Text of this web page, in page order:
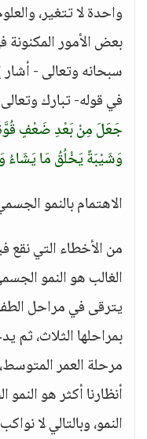
واحدة لا تتغير،
بعض الأمور المكنونة
سبحانه وتعالى - أشار
في قوله- تبارك
جَعَلَ مِنْ بَعْدِ ضَعْفٍ
وَشَيْبَةً يَخْلُقُ مَا يَشَاءُ
الاهتمام بالنمو
من الأخطاء التي نقع
الغالب هو النمو
يترقى في مراحل
بمراحلها الثلاث،
مرحلة العمر
أنظارنا أكثر هو
النمو، وبالتالي لا